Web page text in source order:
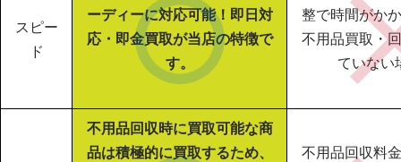
スピー
ド
ーディーに対応可能！即日対
応・即金買取が当店の特徴で
す。
整で時間がか
不用品買取・
ていない
不用品回収時に買取可能な商
品は積極的に買取するため、
不用品回収料